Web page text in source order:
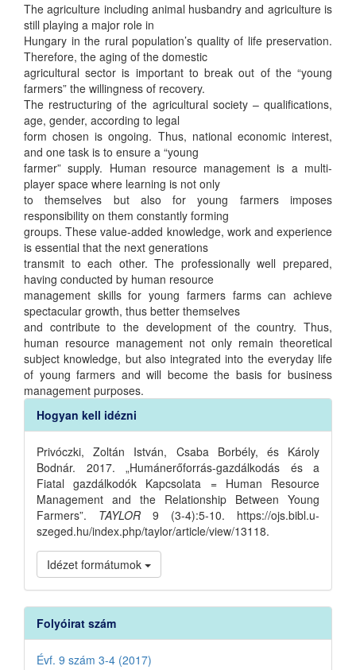
The agriculture including animal husbandry and agriculture is
still playing a major role in
Hungary in the rural population’s quality of life preservation.
Therefore, the aging of the domestic
agricultural sector is important to break out of the “young
farmers” the willingness of recovery.
The restructuring of the agricultural society – qualifications,
age, gender, according to legal
form chosen is ongoing. Thus, national economic interest,
and one task is to ensure a “young
farmer” supply. Human resource management is a multi-
player space where learning is not only
to themselves but also for young farmers imposes
responsibility on them constantly forming
groups. These value-added knowledge, work and experience
is essential that the next generations
transmit to each other. The professionally well prepared,
having conducted by human resource
management skills for young farmers farms can achieve
spectacular growth, thus better themselves
and contribute to the development of the country. Thus,
human resource management not only remain theoretical
subject knowledge, but also integrated into the everyday life
of young farmers and will become the basis for business
management purposes.
Article
Details
Hogyan kell idézni
Privóczki, Zoltán István, Csaba Borbély, és Károly
Bodnár. 2017. „Humánerőforrás-gazdálkodás és a
Fiatal gazdálkodók Kapcsolata = Human Resource
Management and the Relationship Between Young
Farmers”. TAYLOR 9 (3-4):5-10. https://ojs.bibl.u-
szeged.hu/index.php/taylor/article/view/13118.
Idézet formátumok
Folyóirat szám
Évf. 9 szám 3-4 (2017)